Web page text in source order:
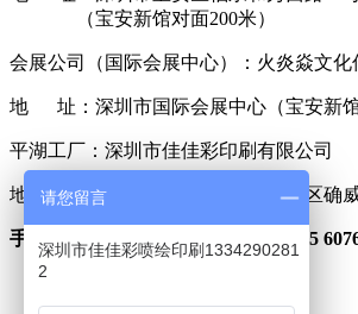
（宝安新馆对面200米）
会展公司（国际会展中心）：火炎焱文化
地 址：深圳市国际会展中心（宝安新
平湖工厂：深圳市佳佳彩印刷有限公司
地 址：深圳市平湖街道富民工业区确
手 机：166 7511 0122 黄总 135 6076
请您留言
深圳市佳佳彩喷绘印刷1334290281
2